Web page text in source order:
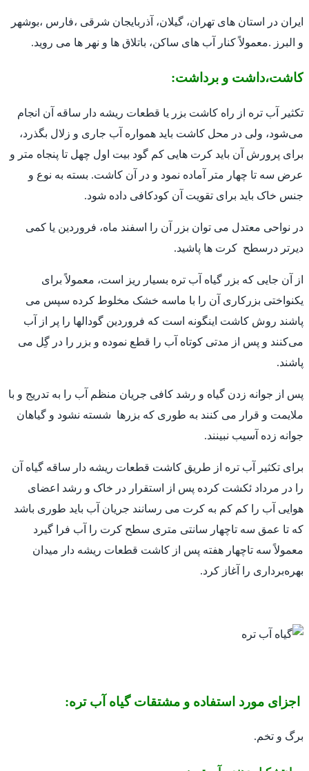
ایران در استان های تهران، گیلان، آذربایجان شرقی ،فارس ،بوشهر
و البرز .معمولاً کنار آب های ساکن، باتلاق ها و نهر ها می روید.
کاشت،داشت و برداشت:
تکثیر آب تره از راه کاشت بزر یا قطعات ریشه دار ساقه آن انجام
می‌شود، ولی در محل کاشت باید همواره آب جاری و زلال بگذرد،
برای پرورش آن باید کرت هایی کم گود بیت اول چهل تا پنجاه متر و
عرض سه تا چهار متر آماده نمود و در آن کاشت. بسته به نوع و
جنس خاک باید برای تقویت آن کودکافی داده شود.
در نواحی معتدل می توان بزر آن را اسفند ماه، فروردین یا کمی
دیرتر درسطح کرت ها پاشید.
از آن جایی که بزر گیاه آب تره بسیار ریز است، معمولاً برای
یکنواختی بزرکاری آن را با ماسه خشک مخلوط کرده سپس می
پاشند روش کاشت اینگونه است که فروردین گودالها را پر از آب
می‌کنند و پس از مدتی کوتاه آب را قطع نموده و بزر را در گِل می
پاشند.
پس از جوانه زدن گیاه و رشد کافی جریان منظم آب را به تدریج و با
ملایمت و قرار می کنند به طوری که بزرها شسته نشود و گیاهان
جوانه زده آسیب نبینند.
برای تکثیر آب تره از طریق کاشت قطعات ریشه دار ساقه گیاه آن
را در مرداد ئکشت کرده پس از استقرار در خاک و رشد اعضای
هوایی آب را کم کم به کرت می رسانند جریان آب باید طوری باشد
که تا عمق سه تاچهار سانتی متری سطح کرت را آب فرا گیرد
معمولاً سه تاچهار هفته پس از کاشت قطعات ریشه دار میدان
بهره‌برداری را آغاز کرد.
اجزای مورد استفاده و مشتقات گیاه آب تره:
برگ و تخم.